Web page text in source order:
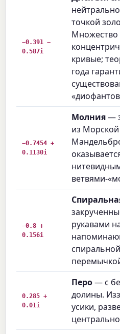
−0.391 −
0.587i
точкой
кривые;
года
−0.7454 +
0.1130i
Молния—
из
ветвями-
−0.8 +
0.156i
рукавами
0.285 +
0.01i
Перо— c
долины.
усики,